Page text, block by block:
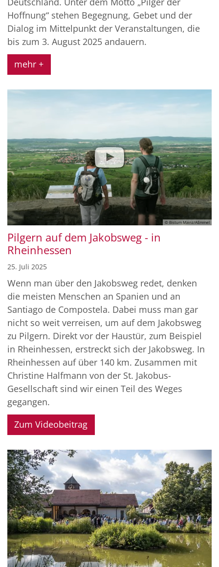
Hoffnung“ stehen Begegnung, Gebet und der
Dialog im Mittelpunkt der Veranstaltungen, die
bis zum 3. August 2025 andauern.
mehr +
© Bistum Mainz/AEmmel
Pilgern auf dem Jakobsweg - in
Rheinhessen
25. Juli 2025
Wenn man über den Jakobsweg redet, denken
die meisten Menschen an Spanien und an
Santiago de Compostela. Dabei muss man gar
nicht so weit verreisen, um auf dem Jakobsweg
zu Pilgern. Direkt vor der Haustür, zum Beispiel
in Rheinhessen, erstreckt sich der Jakobsweg. In
Rheinhessen auf über 140 km. Zusammen mit
Christine Halfmann von der St. Jakobus-
Gesellschaft sind wir einen Teil des Weges
gegangen.
Zum Videobeitrag